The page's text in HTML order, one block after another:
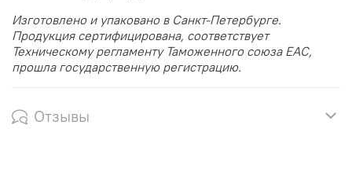
Изготовлено и упаковано в Санкт-Петербурге.
Продукция сертифицирована, соответствует
Техническому регламенту Таможенного союза EAC,
прошла государственную регистрацию.
Отзывы